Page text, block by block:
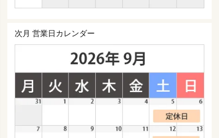
次月 営業日カレンダー